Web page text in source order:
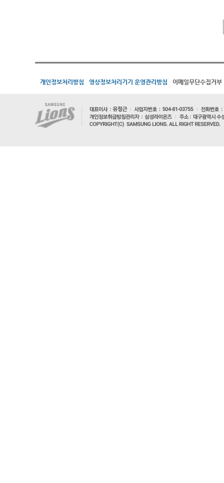
개인정보처리방침 영상정보처리기기 운영관리방침 이메일무단수집거부